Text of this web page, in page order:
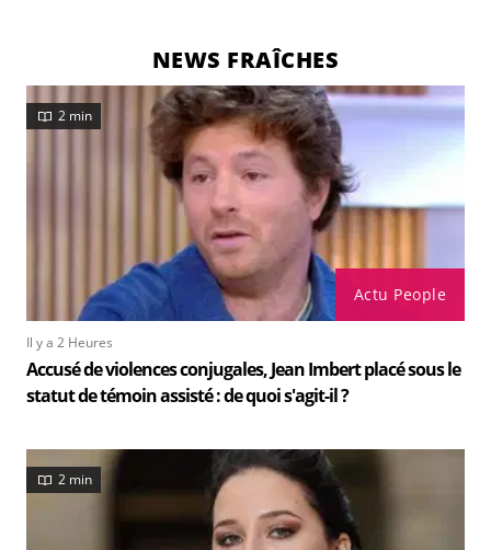
NEWS FRAÎCHES
Actu People
2 min
Il y a 2 Heures
Accusé de violences conjugales, Jean Imbert placé sous le
statut de témoin assisté : de quoi s'agit-il ?
2 min